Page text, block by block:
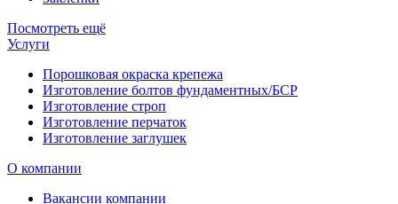
Посмотреть ещё
Услуги
Порошковая окраска крепежа
Изготовление болтов фундаментных/БСР
Изготовление строп
Изготовление перчаток
Изготовление заглушек
О компании
Вакансии компании